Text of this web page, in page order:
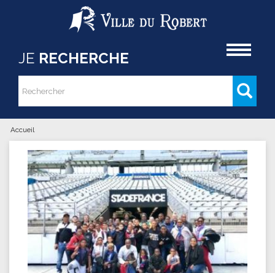
Aller au contenu principal
JE RECHERCHE
Formulaire de recherche
Rechercher
Vous êtes ici
Accueil